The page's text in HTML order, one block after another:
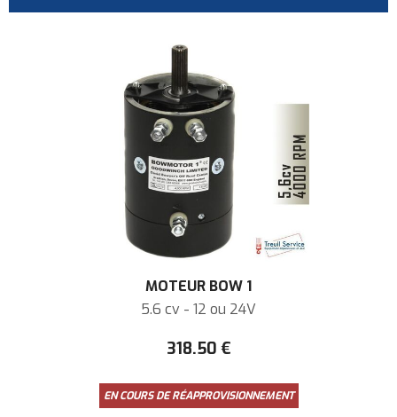
MOTEUR BOW 1
5.6 cv - 12 ou 24V
318.50 €
EN COURS DE RÉAPPROVISIONNEMENT